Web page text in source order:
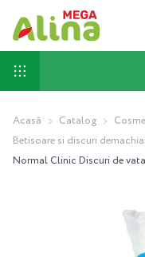
Acasă Catalog
Betisoare si discuri
Normal Cliniс Discuri de